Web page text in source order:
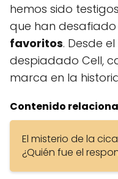
hemos sido
que han
favoritos. Desde
despiadado Cell,
marca en la
Contenido
El misterio de la
¿Quién fue el